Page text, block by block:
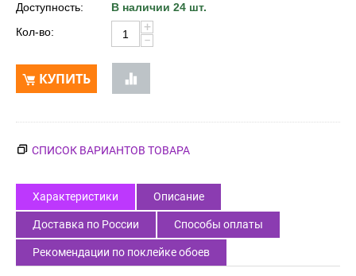
Доступность:
В наличии 24 шт.
Кол-во:
+
−
КУПИТЬ
СПИСОК ВАРИАНТОВ ТОВАРА
Характеристики Описание
Доставка по России Способы оплаты
Рекомендации по поклейке обоев